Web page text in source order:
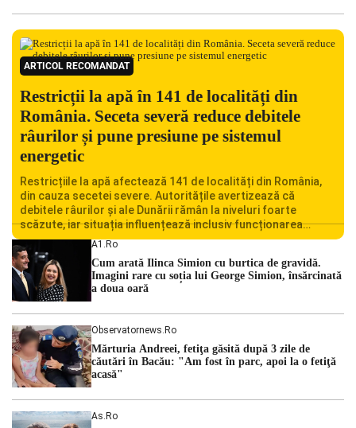
ARTICOL RECOMANDAT
Restricții la apă în 141 de localități din
România. Seceta severă reduce debitele
râurilor și pune presiune pe sistemul
energetic
Restricțiile la apă afectează 141 de localități din România,
din cauza secetei severe. Autoritățile avertizează că
debitele râurilor și ale Dunării rămân la niveluri foarte
scăzute, iar situația influențează inclusiv funcționarea
Centralei Nucleare de la Cernavodă. România se confruntă
cu una dintre cele mai dificile perioade din punct de vedere
hidrologic din ultimii ani. Lipsa […]
A1.ro
Cum arată Ilinca Simion cu burtica de gravidă.
Imagini rare cu soția lui George Simion, însărcinată
a doua oară
Observatornews.ro
Mărturia Andreei, fetiţa găsită după 3 zile de
căutări în Bacău: "Am fost în parc, apoi la o fetiţă
acasă"
As.ro